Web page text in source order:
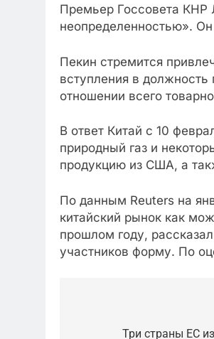
Премьер Госсовета КНР
неопределенностью».
Пекин стремится
вступления в
отношении всего
В ответ Китай с 10
природный газ и
продукцию из США, а
По данным Reuters на
китайский рынок как
прошлом году,
участников форму. По
Три страны ЕС